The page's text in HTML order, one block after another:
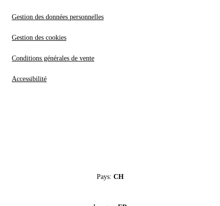
Gestion des données personnelles
Gestion des cookies
Conditions générales de vente
Accessibilité
Pays: CH